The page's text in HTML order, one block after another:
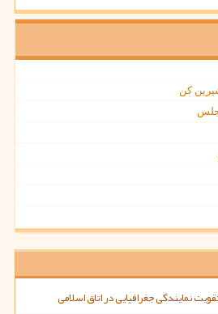
کن
نمایندگی جغرافیایی در اتاق اسلامی